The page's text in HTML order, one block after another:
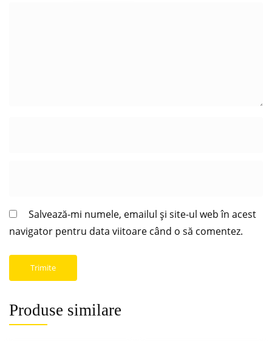
Salvează-mi numele, emailul și site-ul web în acest
navigator pentru data viitoare când o să comentez.
Produse similare